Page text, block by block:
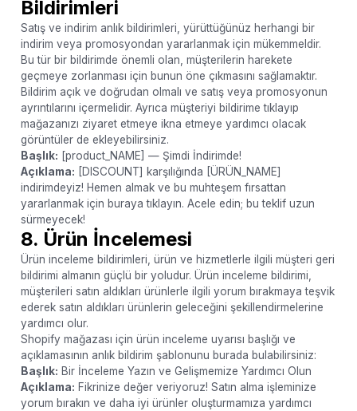
Bildirimleri
Satış ve indirim anlık bildirimleri, yürüttüğünüz herhangi bir
indirim veya promosyondan yararlanmak için mükemmeldir.
Bu tür bir bildirimde önemli olan, müşterilerin harekete
geçmeye zorlanması için bunun öne çıkmasını sağlamaktır.
Bildirim açık ve doğrudan olmalı ve satış veya promosyonun
ayrıntılarını içermelidir. Ayrıca müşteriyi bildirime tıklayıp
mağazanızı ziyaret etmeye ikna etmeye yardımcı olacak
görüntüler de ekleyebilirsiniz.
Başlık: [product_NAME] — Şimdi İndirimde!
Açıklama: [DISCOUNT] karşılığında [ÜRÜN_NAME]
indirimdeyiz! Hemen almak ve bu muhteşem fırsattan
yararlanmak için buraya tıklayın. Acele edin; bu teklif uzun
sürmeyecek!
8. Ürün İncelemesi
Ürün inceleme bildirimleri, ürün ve hizmetlerle ilgili müşteri geri
bildirimi almanın güçlü bir yoludur. Ürün inceleme bildirimi,
müşterileri satın aldıkları ürünlerle ilgili yorum bırakmaya teşvik
ederek satın aldıkları ürünlerin geleceğini şekillendirmelerine
yardımcı olur.
Shopify mağazası için ürün inceleme uyarısı başlığı ve
açıklamasının anlık bildirim şablonunu burada bulabilirsiniz:
Başlık: Bir İnceleme Yazın ve Gelişmemize Yardımcı Olun
Açıklama: Fikrinize değer veriyoruz! Satın alma işleminize
yorum bırakın ve daha iyi ürünler oluşturmamıza yardımcı